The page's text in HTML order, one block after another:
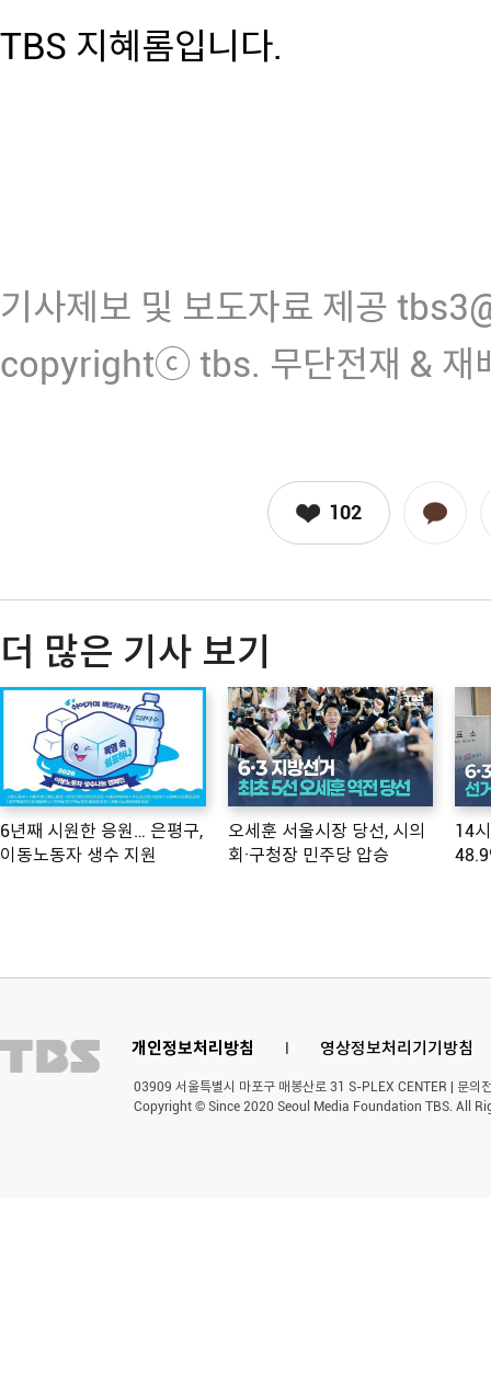
TBS 지혜롬입니다.
기사제보 및 보도자료 제공
copyrightⓒ tbs. 무단전재 & 재
102
더 많은 기사 보기
6년째 시원한 응원… 은평구,
이동노동자 생수 지원
오세훈 서울시장 당선, 시의
회·구청장 민주당 압승
14
개인정보처리방침 l 영상정보처리기기방침
03909 서울특별시 마포구 매봉산로 31 S-PLEX CENTER | 문
Copyright © Since 2020 Seoul Media Foundation TBS. All